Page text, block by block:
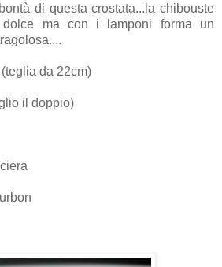
di questa crostata...la chibouste
ma con i lamponi forma un
da 22cm)
il doppio)